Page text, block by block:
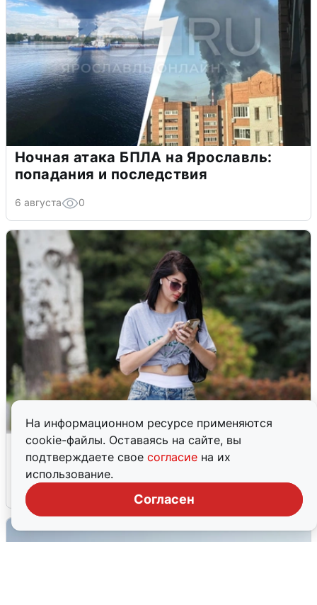
На информационном ресурсе применяются
cookie-файлы. Оставаясь на сайте, вы
подтверждаете свое согласие на их
использование.
Согласен
Ночная атака БПЛА на Ярославль:
попадания и последствия
6 августа 0
Волгоградцы остались без
мобильного интернета
6 августа